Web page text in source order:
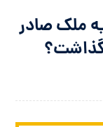
ملک صادر
گذاشت؟